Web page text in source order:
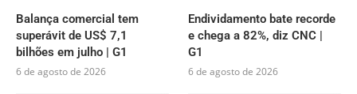
Balança comercial tem
superávit de US$ 7,1
bilhões em julho | G1
6 de agosto de 2026
Endividamento bate recorde
e chega a 82%, diz CNC |
G1
6 de agosto de 2026